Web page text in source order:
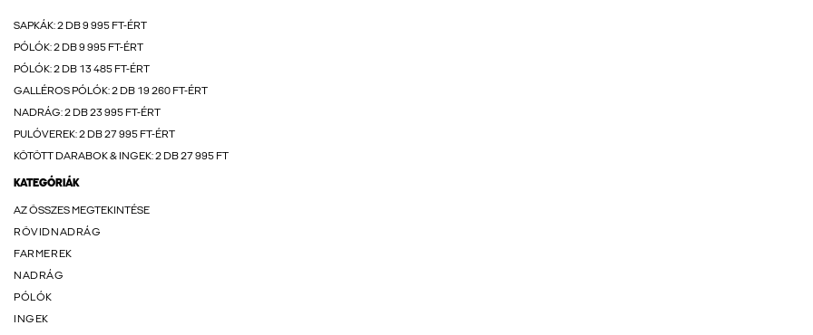
SAPKÁK: 2 DB 9 995 FT-ÉRT
PÓLÓK: 2 DB 9 995 FT-ÉRT
PÓLÓK: 2 DB 13 485 FT-ÉRT
GALLÉROS PÓLÓK: 2 DB 19 260 FT-ÉRT
NADRÁG: 2 DB 23 995 FT-ÉRT
PULÓVEREK: 2 DB 27 995 FT-ÉRT
KÖTÖTT DARABOK & INGEK: 2 DB 27 995 FT
KATEGÓRIÁK
AZ ÖSSZES MEGTEKINTÉSE
RÖVIDNADRÁG
FARMEREK
NADRÁG
PÓLÓK
INGEK